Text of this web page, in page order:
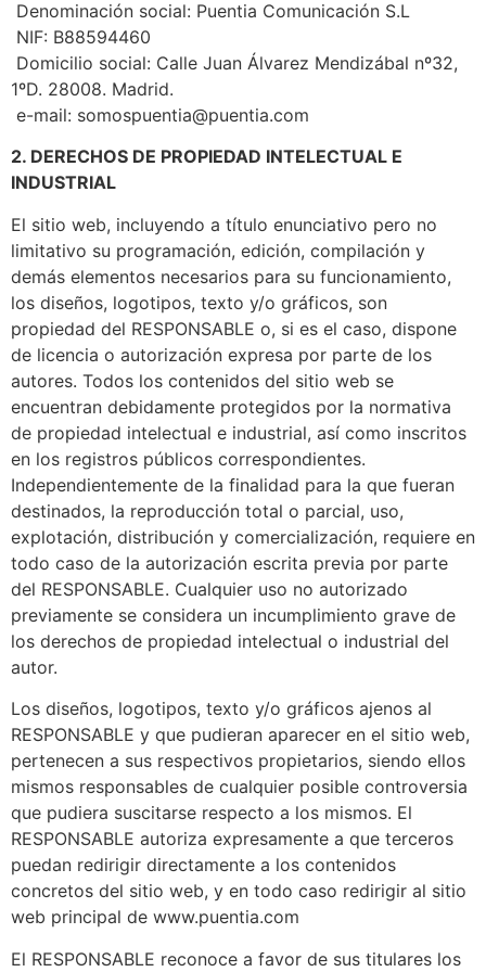
Denominación social: Puentia Comunicación S.L
NIF: B88594460
1ºD. 28008. Madrid.
e-mail: somospuentia@puentia.com
2. DERECHOS DE PROPIEDAD INTELECTUAL E
INDUSTRIAL
El sitio web, incluyendo a título enunciativo pero no
limitativo su programación, edición, compilación y
demás elementos necesarios para su funcionamiento,
los diseños, logotipos, texto y/o gráficos, son
propiedad del RESPONSABLE o, si es el caso, dispone
de licencia o autorización expresa por parte de los
autores. Todos los contenidos del sitio web se
encuentran debidamente protegidos por la normativa
de propiedad intelectual e industrial, así como inscritos
en los registros públicos correspondientes.
Independientemente de la finalidad para la que fueran
destinados, la reproducción total o parcial, uso,
explotación, distribución y comercialización, requiere en
todo caso de la autorización escrita previa por parte
del RESPONSABLE. Cualquier uso no autorizado
previamente se considera un incumplimiento grave de
los derechos de propiedad intelectual o industrial del
autor.
Los diseños, logotipos, texto y/o gráficos ajenos al
RESPONSABLE y que pudieran aparecer en el sitio web,
pertenecen a sus respectivos propietarios, siendo ellos
mismos responsables de cualquier posible controversia
que pudiera suscitarse respecto a los mismos. El
RESPONSABLE autoriza expresamente a que terceros
puedan redirigir directamente a los contenidos
concretos del sitio web, y en todo caso redirigir al sitio
web principal de www.puentia.com
El RESPONSABLE reconoce a favor de sus titulares los